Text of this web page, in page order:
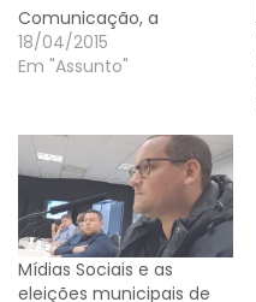
Comunicação, a
campanha "The
Crashbucket", do
viralizou nas redes
sociais. No
facebook.com/governop
r, o vídeo produzido pela
OpusMúltipla teve 3,6
milhões de alcance e 1,2
milhão de visualizações
18/04/2015
Em "Assunto"
Mídias Sociais e as
eleições municipais de